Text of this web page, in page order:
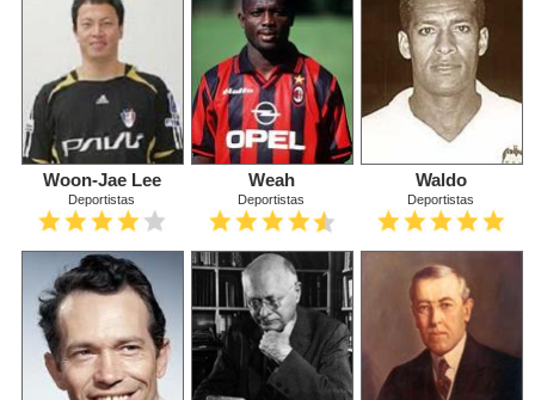
Woon-Jae Lee
Deportistas
Weah
Deportistas
Waldo
Deportistas